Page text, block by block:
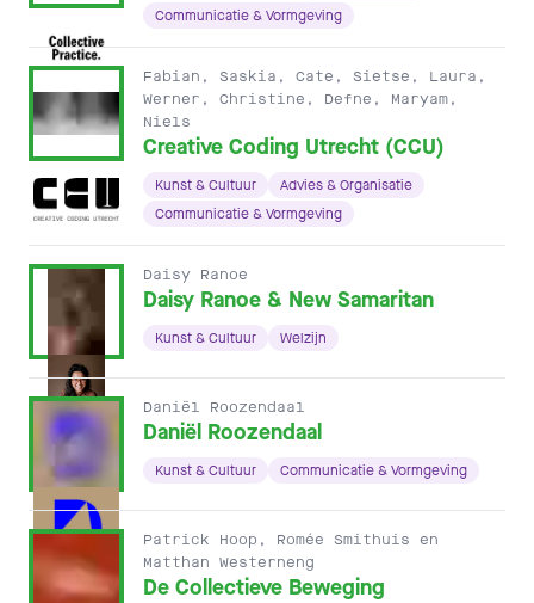
Communicatie & Vormgeving
Fabian, Saskia, Cate, Sietse, Laura,
Werner, Christine, Defne, Maryam,
Niels
Creative Coding Utrecht (CCU)
Kunst & Cultuur
Advies & Organisatie
Communicatie & Vormgeving
Daisy Ranoe
Daisy Ranoe & New Samaritan
Kunst & Cultuur Welzijn
Daniël Roozendaal
Daniël Roozendaal
Kunst & Cultuur Communicatie & Vormgeving
Patrick Hoop, Romée Smithuis en
Matthan Westerneng
De Collectieve Beweging